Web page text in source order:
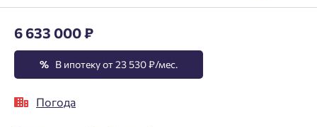
6 633 000 ₽
% В ипотеку от 23 530 ₽/мес.
Погода